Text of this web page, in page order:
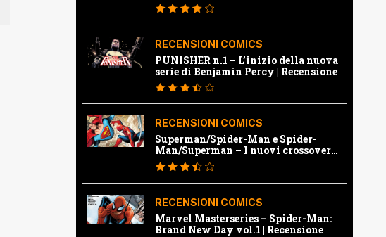
RECENSIONI COMICS
PUNISHER n.1 – L’inizio della nuova
serie di Benjamin Percy | Recensione
RECENSIONI COMICS
Superman/Spider-Man e Spider-
Man/Superman – I nuovi crossover
Marvel e Dc | Recensione
RECENSIONI COMICS
Marvel Masterseries – Spider-Man:
Brand New Day vol.1 | Recensione